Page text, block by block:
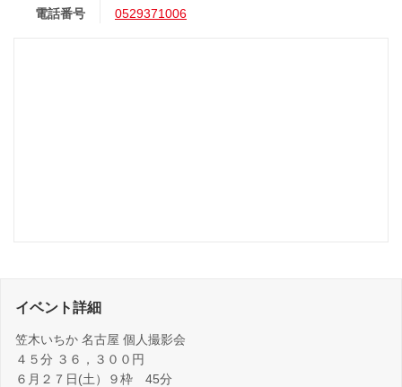
電話番号 0529371006
イベント詳細
笠木いちか 名古屋 個人撮影会
４５分 ３６，３００円
６月２７日(土）９枠 45分